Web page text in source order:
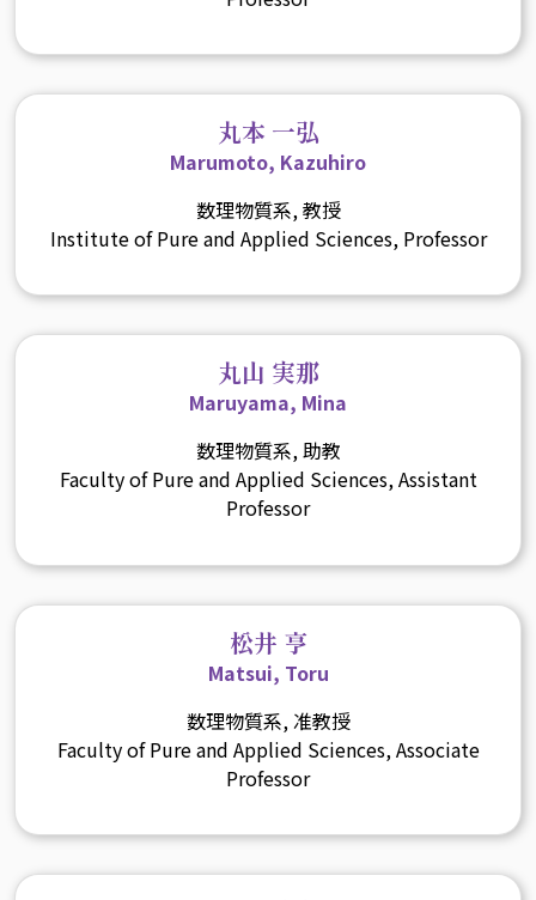
丸本 一弘
Marumoto, Kazuhiro
数理物質系, 教授
Institute of Pure and Applied Sciences, Professor
丸山 実那
Maruyama, Mina
数理物質系, 助教
Faculty of Pure and Applied Sciences, Assistant
Professor
松井 亨
Matsui, Toru
数理物質系, 准教授
Faculty of Pure and Applied Sciences, Associate
Professor